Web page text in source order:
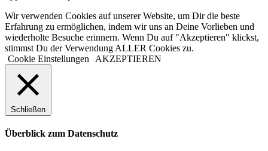
Wir verwenden Cookies auf unserer Website, um Dir die beste
Erfahrung zu ermöglichen, indem wir uns an Deine Vorlieben und
wiederholte Besuche erinnern. Wenn Du auf "Akzeptieren" klickst,
stimmst Du der Verwendung ALLER Cookies zu.
Cookie Einstellungen
AKZEPTIEREN
Schließen
Überblick zum Datenschutz